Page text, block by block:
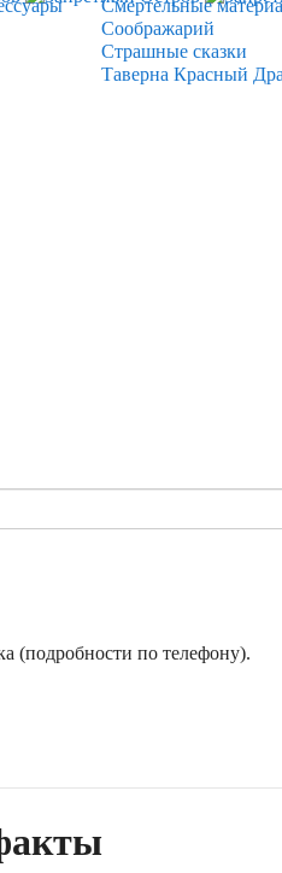
Смертельные
Соображарий
Страшные сказки
Таверна Красный
(подробности по телефону).